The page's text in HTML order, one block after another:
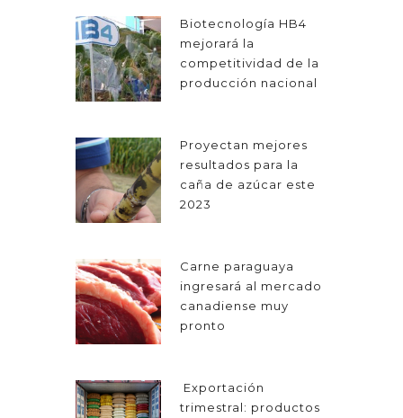
Biotecnología HB4
mejorará la
competitividad de la
producción nacional
Proyectan mejores
resultados para la
caña de azúcar este
2023
Carne paraguaya
ingresará al mercado
canadiense muy
pronto
Exportación
trimestral: productos